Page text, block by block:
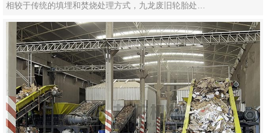
相较于传统的填埋和焚烧处理方式，九龙废旧轮胎处…